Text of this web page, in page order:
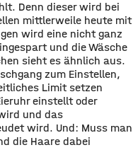
Denn dieser wird bei
mittlerweile heute mit
wird eine nicht ganz
und die Wäsche
sieht es ähnlich aus.
zum Einstellen,
Limit setzen
einstellt oder
und das
wird. Und: Muss man
die Haare dabei